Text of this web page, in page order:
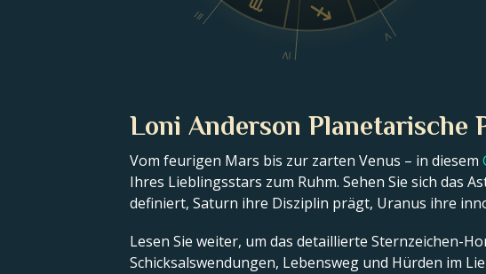
III
IV
V
Loni Anderson Planetarische
Vom feurigen Mars bis zur zarten Venus – in diesem
Ihres Lieblingsstars zum Ruhm. Sehen Sie sich das
definiert, Saturn ihre Disziplin prägt, Uranus ihre
Lesen Sie weiter, um das detaillierte Sternzeichen-
Schicksalswendungen, Lebensweg und Hürden im